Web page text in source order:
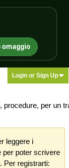
omaggio
Login or Sign Up
per un
leggere i
per poter scrivere
Per registrarti: